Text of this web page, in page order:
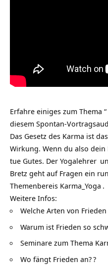
Erfahre einiges zum Thema
diesem Spontan-
Das Gesetz des Karma ist
Wirkung. Wenn du also
tue Gutes. Der Yogalehrer
Bretz geht auf Fragen ein
Themenbereis Karma_Yoga .
Weitere Infos:
Welche Arten von
Warum ist Frieden so
Seminare zum Thema
Wo fängt Frieden an??